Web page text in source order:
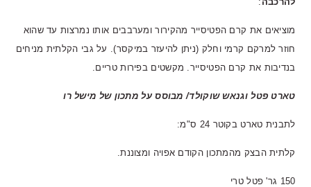
מוציאים את קרם הפטיסייר מהקירור ומערבבים אותו נמרצות עד שהוא
חוזר למרקם קרמי וחלק (ניתן להיעזר במיקסר). על גבי הקלתית מניחים
בנדיבות את קרם הפטיסייר. מקשטים בפירות טריים.
טארט פטל וגנאש שוקולד/ מבוסס על מתכון של מישל רו
לתבנית טארט בקוטר 24 ס"מ:
קלתית הבצק מהמתכון הקודם אפויה ומצוננת.
150 גר' פטל טרי